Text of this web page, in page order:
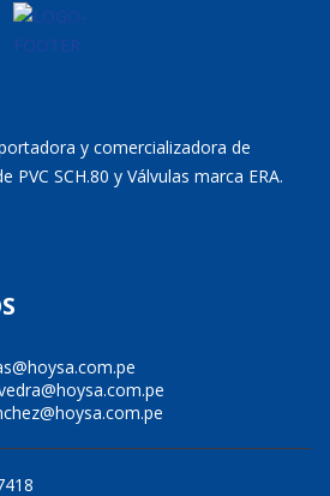
y comercializadora de
PVC SCH.80 y Válvulas marca ERA.